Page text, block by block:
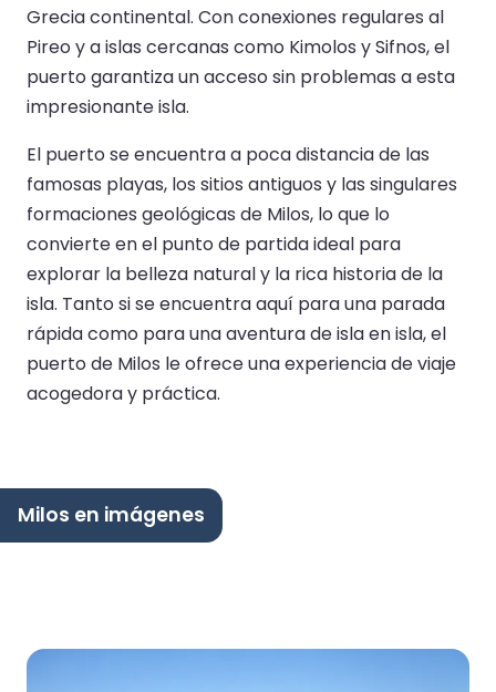
Grecia continental. Con conexiones regulares al
Pireo y a islas cercanas como Kimolos y Sifnos, el
puerto garantiza un acceso sin problemas a esta
impresionante isla.
El puerto se encuentra a poca distancia de las
famosas playas, los sitios antiguos y las singulares
formaciones geológicas de Milos, lo que lo
convierte en el punto de partida ideal para
explorar la belleza natural y la rica historia de la
isla. Tanto si se encuentra aquí para una parada
rápida como para una aventura de isla en isla, el
puerto de Milos le ofrece una experiencia de viaje
acogedora y práctica.
Milos en imágenes